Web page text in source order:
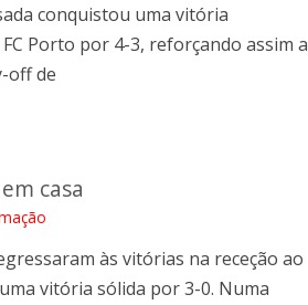
conquistou uma vitória
Porto por 4-3, reforçando assim a
off de
casa
às vitórias na receção ao
vitória sólida por 3-0. Numa